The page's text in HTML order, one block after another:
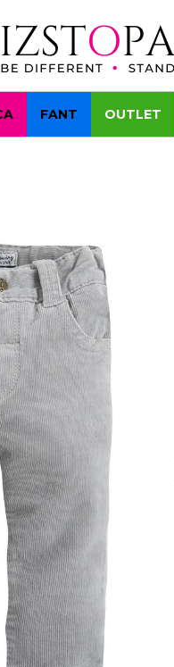
FANT OUTLET